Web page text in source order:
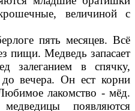
величиной с
пять месяцев. Всё
пищи. Медведь запасает
залеганием в спячку,
до вечера. Он ест корни
лакомство - мёд.
появляются